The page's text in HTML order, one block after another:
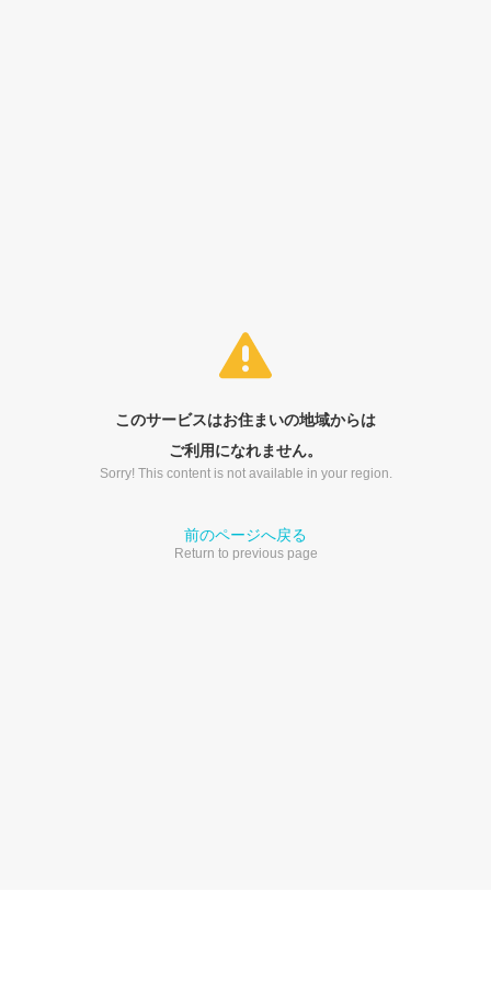
このサービスはお住まいの地域からは
ご利用になれません。
Sorry! This content is not available in your region.
前のページへ戻る
Return to previous page